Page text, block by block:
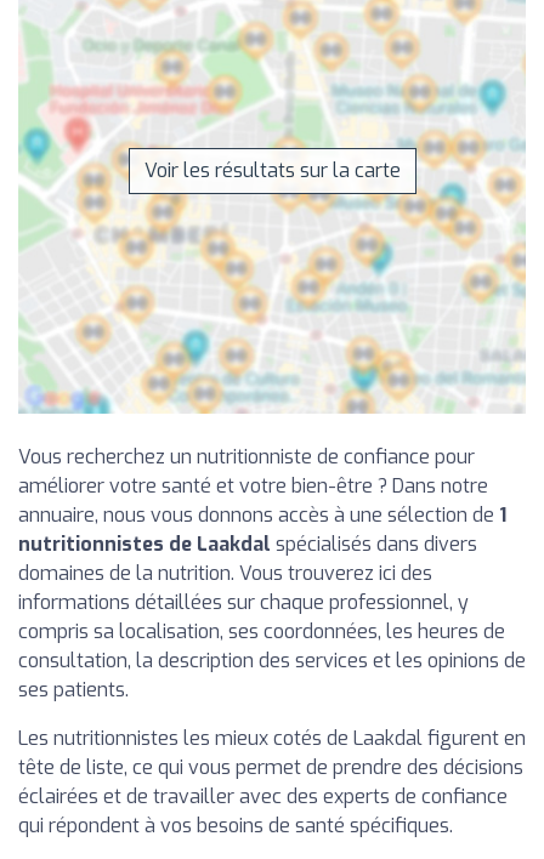
Voir les résultats sur la carte
Vous recherchez un nutritionniste de confiance pour
améliorer votre santé et votre bien-être ? Dans notre
annuaire, nous vous donnons accès à une sélection de 1
nutritionnistes de Laakdal spécialisés dans divers
domaines de la nutrition. Vous trouverez ici des
informations détaillées sur chaque professionnel, y
compris sa localisation, ses coordonnées, les heures de
consultation, la description des services et les opinions de
ses patients.
Les nutritionnistes les mieux cotés de Laakdal figurent en
tête de liste, ce qui vous permet de prendre des décisions
éclairées et de travailler avec des experts de confiance
qui répondent à vos besoins de santé spécifiques.